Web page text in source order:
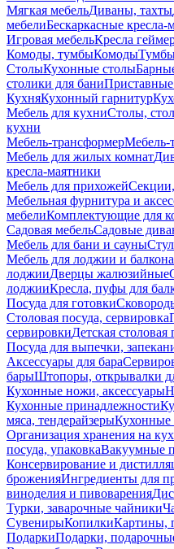
Мягкая мебельДиваны, тахты
мебелиБескаркасные
Игровая мебельКресла
Комоды, тумбыКомоды
СтолыКухонные столы
столики для бани
КухняКухонный гарнитур
Мебель для кухниСтолы,
кухни
Мебель-трансформерМебель-
Мебель для жилых комнат
кресла-маятники
Мебель для прихожей
Мебельная фурнитура и
мебелиКомплектующие для
Садовая мебельСадовые
Мебель для бани и сауны
Мебель для лоджии и балкона
лоджииДверцы жалюзийные
лоджииКресла, пуфы для
Посуда для готовки
Столовая посуда, сервировка
сервировкиДетская столовая
Посуда для выпечки,
Аксессуары для бара
барыШтопоры, открывалки
Кухонные ножи, аксессуары
Кухонные принадлежности
мяса, тендерайзерыКухонные
Организация хранения на
посуда, упаковкаВакуумные
Консервирование и
броженияИнгредиенты для
виноделия и пивоварения
Турки, заварочные чайники
СувенирыКопилкиКартины,
ПодаркиПодарки,